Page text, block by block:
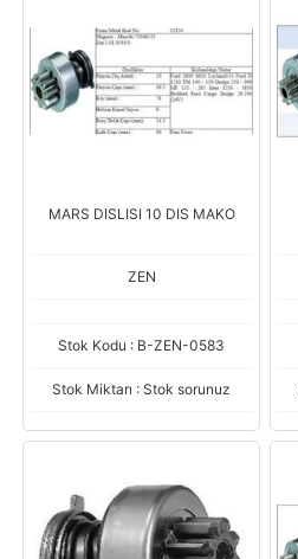
MARS DISLISI 10 DIS MAKO
ZEN
Stok Kodu : B-ZEN-0583
Stok Miktarı : Stok sorunuz